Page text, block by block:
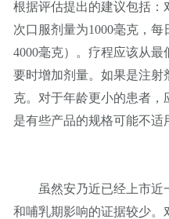
根据评估提出的建议包括：
次口服剂量为1000毫克，
4000毫克）。疗程应该从
要时增加剂量。如果是注射
克。对于年龄更小的患者，
是有些产品的规格可能不适
虽然安乃近已经上市近
和哺乳期影响的证据较少